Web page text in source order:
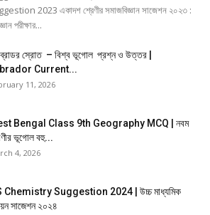
2023 একাদশ শ্রেণীর সমাজবিজ্ঞান সাজেশন ২০২৩ :
পরীক্ষার...
স্রোত – বিশ্ব ভূগোল প্রশ্ন ও উত্তর |
Current...
11, 2026
Bengal Class 9th Geography MCQ | নবম
ভূগোল বহু...
4, 2026
Chemistry Suggestion 2024 | উচ্চ মাধ্যমিক
সাজেশন ২০২৪